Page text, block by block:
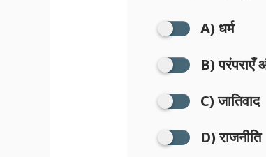
A) धर्म
B) परंपराएँ
C) जातिवाद
D) राजनीति